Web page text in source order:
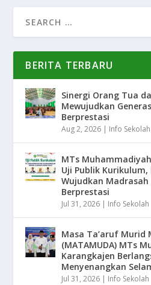
BERITA TERBARU
Sinergi Orang Tua
Mewujudkan
Berprestasi
Aug 2, 2026 | Info Sekolah
MTs
Uji Publik
Wujudkan
Berprestasi
Jul 31, 2026 | Info Sekolah
Masa Ta’aruf Murid
(MATAMUDA) MTs
Karangkajen
Menyenangkan
Jul 31, 2026 | Info Sekolah